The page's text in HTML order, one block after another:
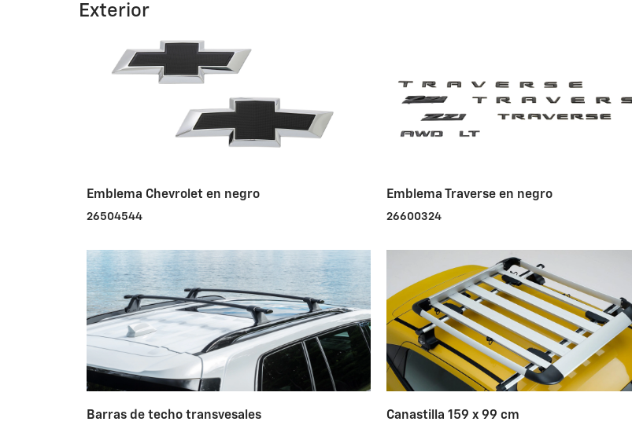
Exterior
Emblema Chevrolet en negro
26504544
Emblema Traverse en negro
26600324
Barras de techo transvesales Canastilla 159 x 99 cm